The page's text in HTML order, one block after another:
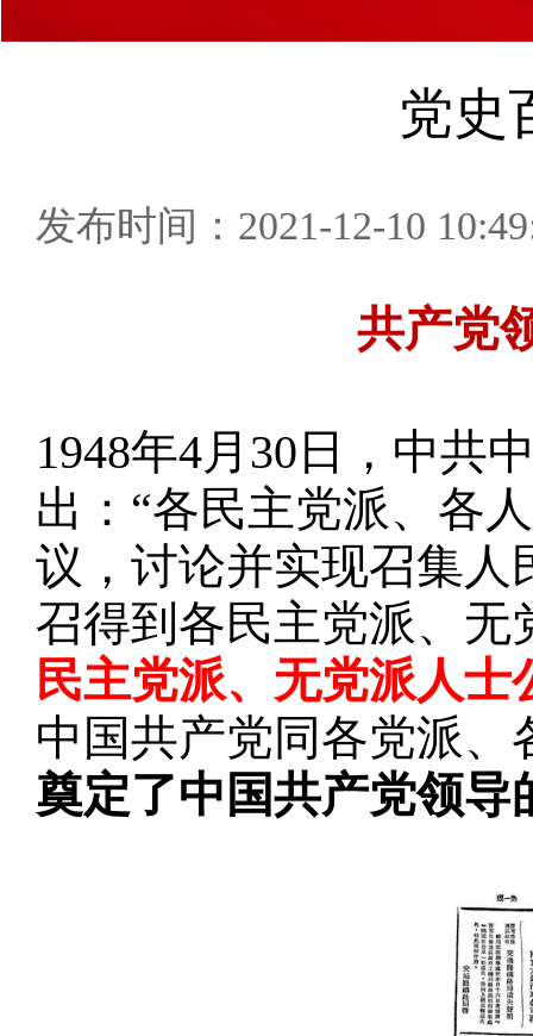
党史
发布时间：2021-12-10
共产党
1948年4月30日，中共
出：“各民主党派、各
议，讨论并实现召集人
召得到各民主党派、
民主党派、无党派人
中国共产党同各党派
奠定了中国共产党领